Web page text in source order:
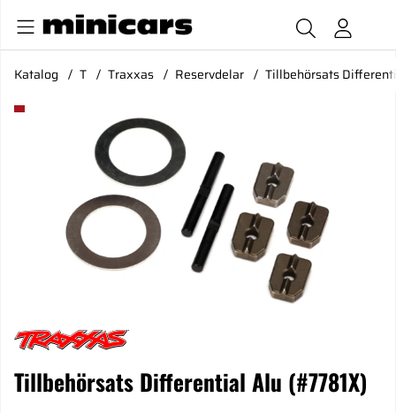
Katalog T Traxxas Reservdelar Tillbehörsats
Produktbilder Tillbehörsats Differential Alu (#7781X)
Tillbehörsats Differential Alu (#7781X)